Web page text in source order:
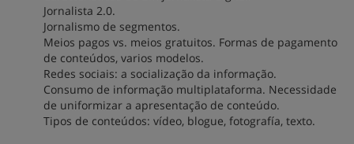
Jornalista 2.0.
Jornalismo de segmentos.
Meios pagos vs. meios gratuitos. Formas de pagamento
de conteúdos, varios modelos.
Redes sociais: a socialização da informação.
Consumo de informação multiplataforma. Necessidade
de uniformizar a apresentação de conteúdo.
Tipos de conteúdos: vídeo, blogue, fotografía, texto.